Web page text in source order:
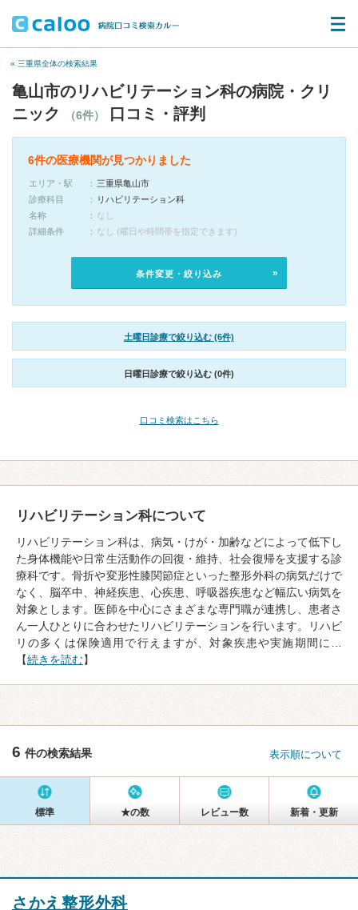
« 三重県全体の検索結果
亀山市のリハビリテーション科の病院・クリ
ニック
（6件） 口コミ・評判
6件の医療機関が見つかりました
エリア・駅
三重県亀山市
診療科目
リハビリテーション科
名称
なし
詳細条件
なし (曜日や時間帯を指定できます)
条件変更・絞り込み
土曜日診療で絞り込む (6件)
日曜日診療で絞り込む (0件)
口コミ検索はこちら
リハビリテーション科について
リハビリテーション科は、病気・けが・加齢などによって低下し
た身体機能や日常生活動作の回復・維持、社会復帰を支援する診
療科です。骨折や変形性膝関節症といった整形外科の病気だけで
なく、脳卒中、神経疾患、心疾患、呼吸器疾患など幅広い病気を
対象とします。医師を中心にさまざまな専門職が連携し、患者さ
ん一人ひとりに合わせたリハビリテーションを行います。リハビ
リの多くは保険適用で行えますが、対象疾患や実施期間に…
【続きを読む】
6 件の検索結果 表示順について
標準 ★の数 レビュー数 新着・更新
さかえ整形外科